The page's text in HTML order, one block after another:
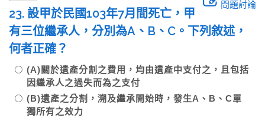
問題討論
23. 設甲於民國103年7月間死亡，甲
有三位繼承人，分別為A、B、C。下列敘述，
何者正確？
(A)關於遺產分割之費用，均由遺產中支付之，且包括
因繼承人之過失而為之支付
(B)遺產之分割，溯及繼承開始時，發生A、B、C單
獨所有之效力